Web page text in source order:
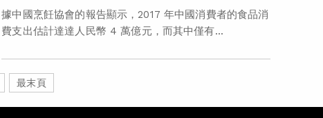
據中國烹飪協會的報告顯示，2017 年中國消費者的食品消
費支出估計達達人民幣 4 萬億元，而其中僅有...
最末頁